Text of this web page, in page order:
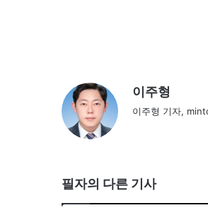
이주형
이주형 기자,
필자의 다른 기사